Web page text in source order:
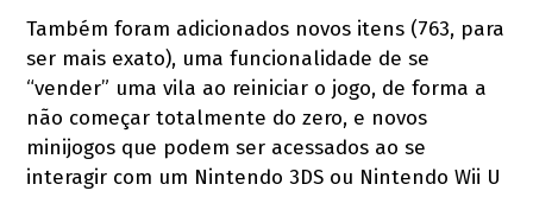
Também foram adicionados novos itens (763, para
ser mais exato), uma funcionalidade de se
“vender” uma vila ao reiniciar o jogo, de forma a
não começar totalmente do zero, e novos
minijogos que podem ser acessados ao se
interagir com um Nintendo 3DS ou Nintendo Wii U